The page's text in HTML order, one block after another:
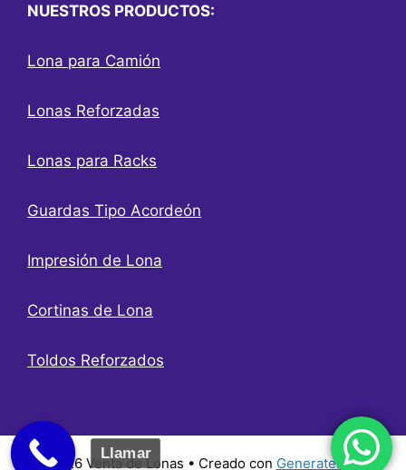
NUESTROS PRODUCTOS:
Lona para Camión
Lonas Reforzadas
Lonas para Racks
Guardas Tipo Acordeón
Impresión de Lona
Cortinas de Lona
Toldos Reforzados
© 2026 Venta de Lonas • Creado con GeneratePress
Llamar